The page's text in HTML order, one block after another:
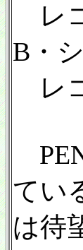
レ
B・
レ
てい
は待